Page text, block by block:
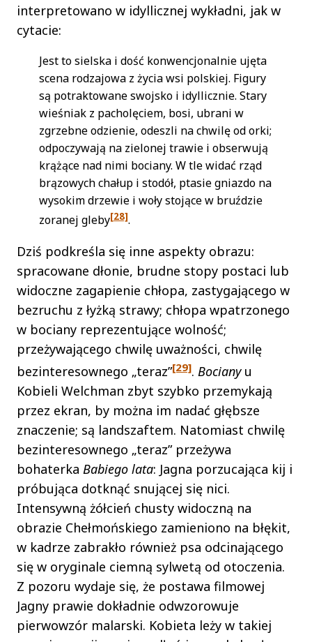
interpretowano w idyllicznej wykładni, jak w
cytacie:
Jest to sielska i dość konwencjonalnie ujęta
scena rodzajowa z życia wsi polskiej. Figury
są potraktowane swojsko i idyllicznie. Stary
wieśniak z pacholęciem, bosi, ubrani w
zgrzebne odzienie, odeszli na chwilę od orki;
odpoczywają na zielonej trawie i obserwują
krążące nad nimi bociany. W tle widać rząd
brązowych chałup i stodół, ptasie gniazdo na
wysokim drzewie i woły stojące w bruździe
zoranej gleby[28].
Dziś podkreśla się inne aspekty obrazu:
spracowane dłonie, brudne stopy postaci lub
widoczne zagapienie chłopa, zastygającego w
bezruchu z łyżką strawy; chłopa wpatrzonego
w bociany reprezentujące wolność;
przeżywającego chwilę uważności, chwilę
bezinteresownego „teraz”[29]. Bocianyu
Kobieli Welchman zbyt szybko przemykają
przez ekran, by można im nadać głębsze
znaczenie; są landszaftem. Natomiast chwilę
bezinteresownego „teraz” przeżywa
bohaterka Babiego lata: Jagna porzucająca kij i
próbująca dotknąć snującej się nici.
Intensywną żółcień chusty widoczną na
obrazie Chełmońskiego zamieniono na błękit,
w kadrze zabrakło również psa odcinającego
się w oryginale ciemną sylwetą od otoczenia.
Z pozoru wydaje się, że postawa filmowej
Jagny prawie dokładnie odwzorowuje
pierwowzór malarski. Kobieta leży w takiej